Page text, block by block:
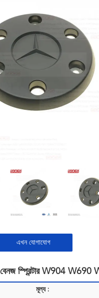
এখন যোগাযোগ
স্প্রিন্টার W904
মূল্য :